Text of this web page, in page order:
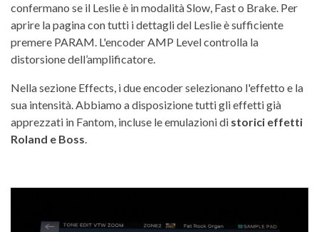
confermano se il Leslie è in modalità Slow, Fast o Brake. Per
aprire la pagina con tutti i dettagli del Leslie è sufficiente
premere PARAM. L'encoder AMP Level controlla la
distorsione dell’amplificatore.
Nella sezione Effects, i due encoder selezionano l'effetto e la
sua intensità. Abbiamo a disposizione tutti gli effetti già
apprezzati in Fantom, incluse le emulazioni di storici effetti
Roland e Boss.